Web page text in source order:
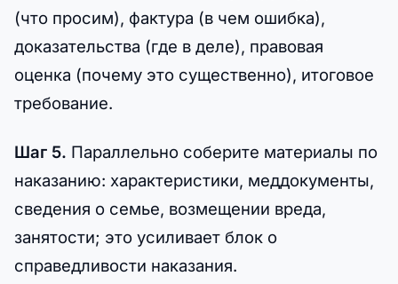
(что просим), фактура (в чем ошибка),
доказательства (где в деле), правовая
оценка (почему это существенно), итоговое
требование.
Шаг 5. Параллельно соберите материалы по
наказанию: характеристики, меддокументы,
сведения о семье, возмещении вреда,
занятости; это усиливает блок о
справедливости наказания.